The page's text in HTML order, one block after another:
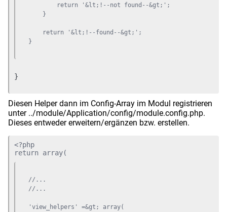
        return '&lt;!--not found--&gt;';
    }
    return '&lt;!--found--&gt;';
}
}
Diesen Helper dann im Config-Array im Modul registrieren
unter ../module/Application/config/module.config.php.
Dieses entweder erweitern/ergänzen bzw. erstellen.
<?php
//...
//...
'view_helpers' =&gt; array(